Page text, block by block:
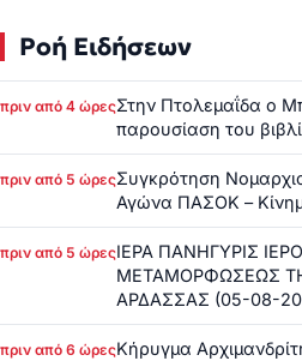
Ροή Ειδήσεων
πριν από 4 ώρεςΣτην Πτολεμαΐδα ο
παρουσίαση του
πριν από 5 ώρεςΣυγκρότηση
Αγώνα ΠΑΣΟΚ –
πριν από 5 ώρεςΙΕΡΑ ΠΑΝΗΓΥΡΙΣ
ΜΕΤΑΜΟΡΦΩΣΕΩΣ
ΑΡΔΑΣΣΑΣ (05-08-
πριν από 6 ώρεςΚήρυγμα